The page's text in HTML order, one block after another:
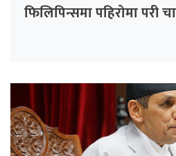
फिलिपिन्समा पहिरोमा परी